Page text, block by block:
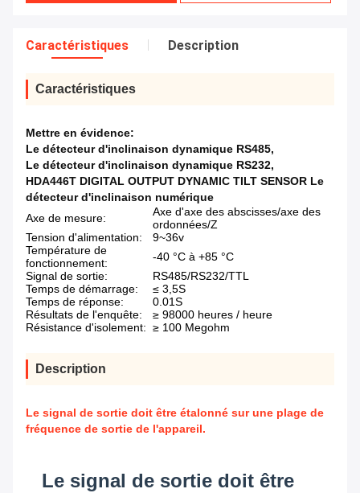
Caractéristiques Description
Caractéristiques
Mettre en évidence:
Le détecteur d'inclinaison dynamique RS485,
Le détecteur d'inclinaison dynamique RS232,
HDA446T DIGITAL OUTPUT DYNAMIC TILT SENSOR Le
détecteur d'inclinaison numérique
Axe de mesure:
Axe d'axe des abscisses/axe des
ordonnées/Z
Tension d'alimentation:
9~36v
Température de
fonctionnement:
-40 °C à +85 °C
Signal de sortie:
RS485/RS232/TTL
Temps de démarrage:
≤ 3,5S
Temps de réponse:
0.01S
Résultats de l'enquête:
≥ 98000 heures / heure
Résistance d'isolement: ≥ 100 Megohm
Description
Le signal de sortie doit être étalonné sur une plage de
fréquence de sortie de l'appareil.
Le signal de sortie doit être